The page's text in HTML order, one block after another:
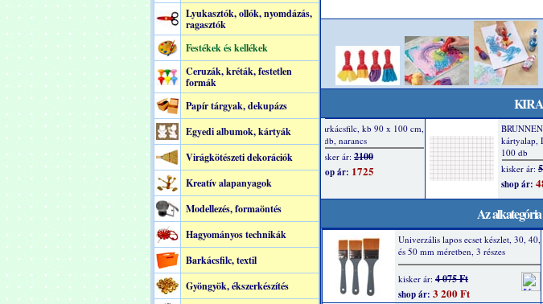
Lyukasztók, ollók, nyomdázás,
ragasztók
Festékek és kellékek
Ceruzák, kréták, festetlen
formák
Papír tárgyak, dekupázs
Egyedi albumok, kártyák
Virágkötészeti dekorációk
Kreatív alapanyagok
Modellezés, formaöntés
Hagyományos technikák
Barkácsfilc, textil
Gyöngyök, ékszerkészítés
Az
Univerzális lapos ecset készlet, 30, 40,
és 50 mm méretben, 3 részes
kisker ár: 4 075 Ft
shop ár: 3 200 Ft